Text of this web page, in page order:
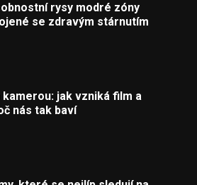
rysy modré zóny
se zdravým stárnutím
kamerou: jak vzniká film a
nás tak baví